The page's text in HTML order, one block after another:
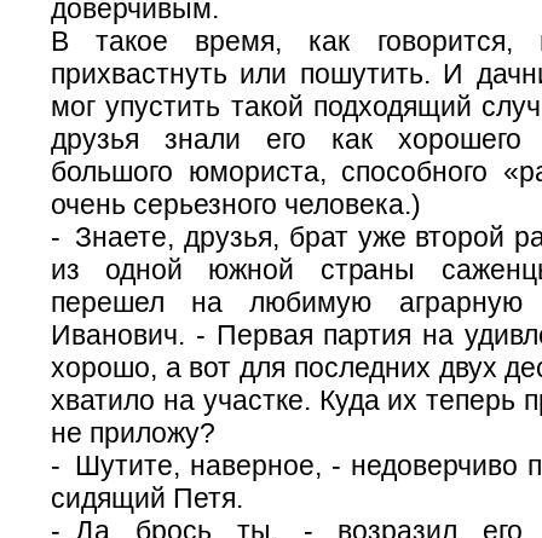
доверчивым.
В такое время, как говорится,
прихвастнуть или пошутить. И
мог упустить такой подходящий
друзья знали его как хорошего
большого юмориста, способного
очень серьезного человека.)
- Знаете, друзья, брат уже второй
из одной южной страны
перешел на любимую аграрную
Иванович. - Первая партия на
хорошо, а вот для последних двух
хватило на участке. Куда их теперь
не приложу?
- Шутите, наверное, - недоверчиво
сидящий Петя.
- Да брось ты, - возразил его